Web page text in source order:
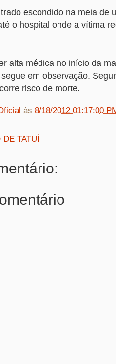
escondido na meia de
o hospital onde a vítima
alta médica no início da
em observação.
risco de morte.
às 8/18/2012 01:17:00
DE TATUÍ